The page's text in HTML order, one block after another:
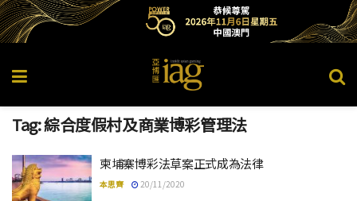
Tag:綜合度假村及商業博彩管理法
柬埔寨博彩法草案正式成為法律
本思齊 20/11/2020